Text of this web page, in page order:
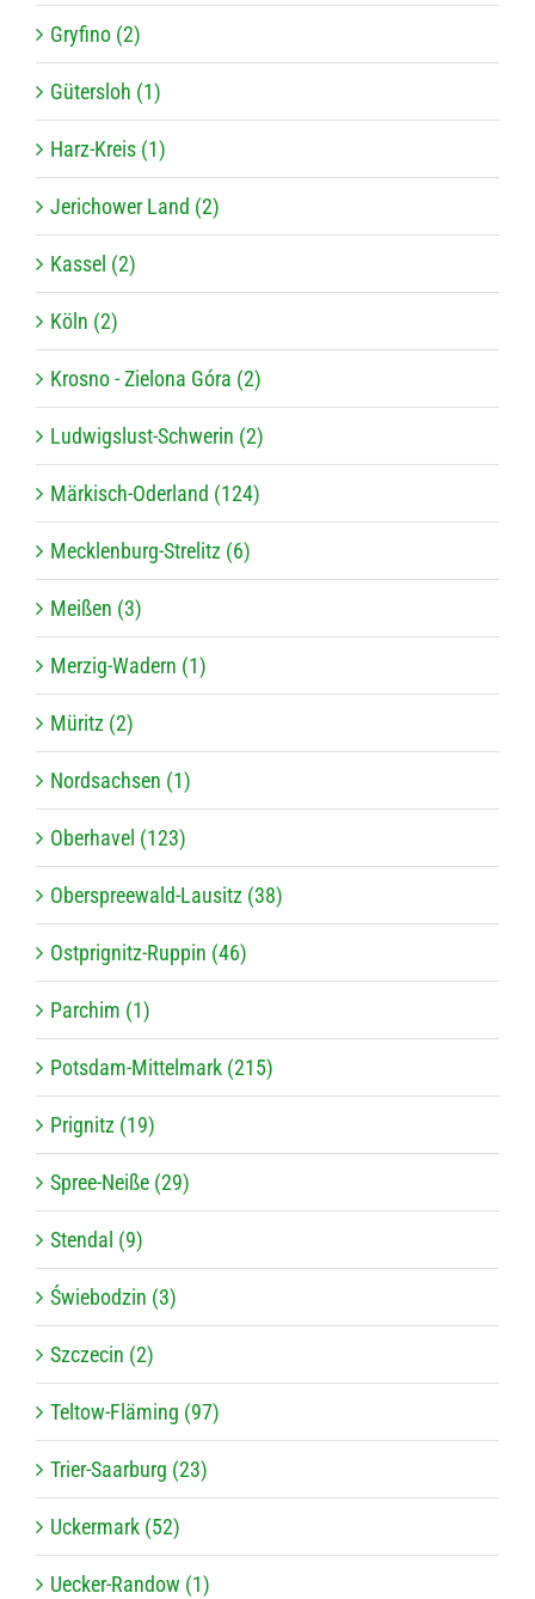
Gryfino (2)
Gütersloh (1)
Harz-Kreis (1)
Jerichower Land (2)
Kassel (2)
Köln (2)
Krosno - Zielona Góra (2)
Ludwigslust-Schwerin (2)
Märkisch-Oderland (124)
Mecklenburg-Strelitz (6)
Meißen (3)
Merzig-Wadern (1)
Müritz (2)
Nordsachsen (1)
Oberhavel (123)
Oberspreewald-Lausitz (38)
Ostprignitz-Ruppin (46)
Parchim (1)
Potsdam-Mittelmark (215)
Prignitz (19)
Spree-Neiße (29)
Stendal (9)
Świebodzin (3)
Szczecin (2)
Teltow-Fläming (97)
Trier-Saarburg (23)
Uckermark (52)
Uecker-Randow (1)